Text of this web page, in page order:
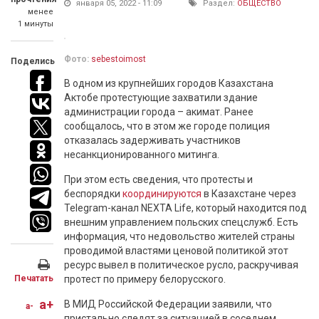
менее
1 минуты
Поделись
Печатать
a- a+
января 05, 2022 - 11:09 Раздел: ОБЩЕСТВО
Фото: sebestoimost
В одном из крупнейших городов Казахстана
Актобе протестующие захватили здание
администрации города – акимат. Ранее
сообщалось, что в этом же городе полиция
отказалась задерживать участников
несанкционированного митинга.
При этом есть сведения, что протесты и
беспорядки координируются в Казахстане через
Telegram-канал NEXTA Life, который находится под
внешним управлением польских спецслужб. Есть
информация, что недовольство жителей страны
проводимой властями ценовой политикой этот
ресурс вывел в политическое русло, раскручивая
протест по примеру белорусского.
В МИД Российской Федерации заявили, что